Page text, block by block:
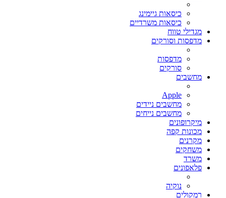
כיסאות גיימינג
כיסאות משרדיים
מגדילי טווח
מדפסות וסורקים
מדפסות
סורקים
מחשבים
Apple
מחשבים ניידים
מחשבים נייחים
מיקרופונים
מכונות קפה
מקרנים
משחקים
משרד
פלאפונים
נוקיה
רמקולים